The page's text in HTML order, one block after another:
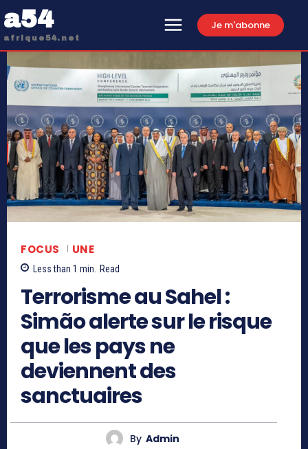
a54
afrique54.net
Je m'abonne
FOCUS UNE
Less than 1 min. Read
Terrorisme au Sahel :
Simão alerte sur le risque
que les pays ne
deviennent des
sanctuaires
By Admin